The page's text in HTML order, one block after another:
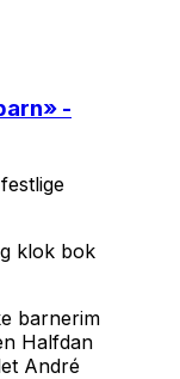
» -
klok bok
barnerim
Halfdan
André